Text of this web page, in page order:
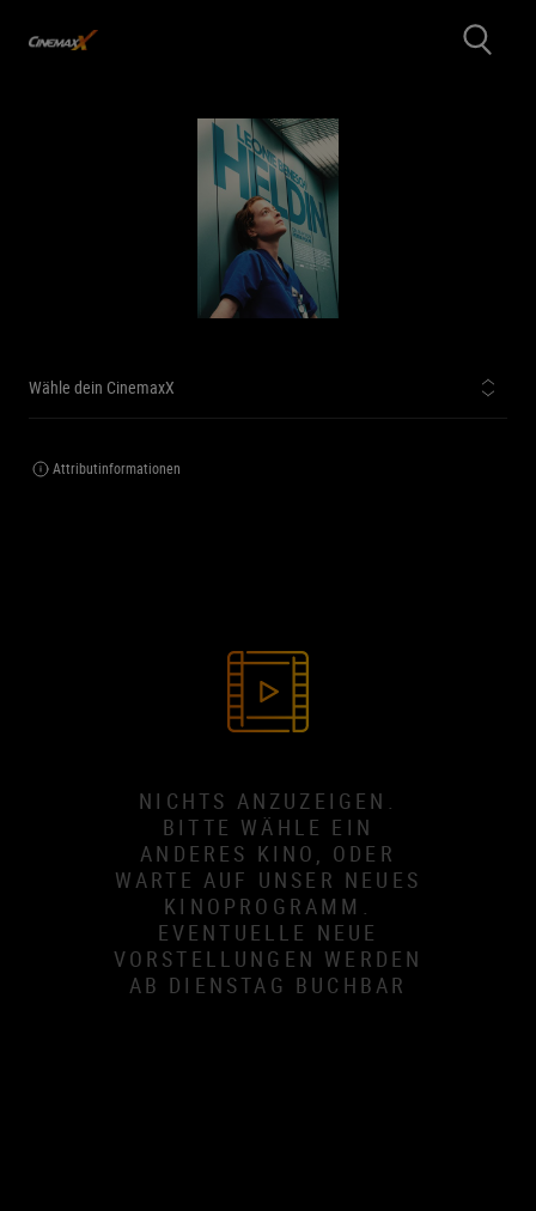
Wähle dein CinemaxX
Attributinformationen
NICHTS ANZUZEIGEN.
BITTE WÄHLE EIN
ANDERES KINO, ODER
WARTE AUF UNSER NEUES
KINOPROGRAMM.
EVENTUELLE NEUE
VORSTELLUNGEN WERDEN
AB DIENSTAG BUCHBAR